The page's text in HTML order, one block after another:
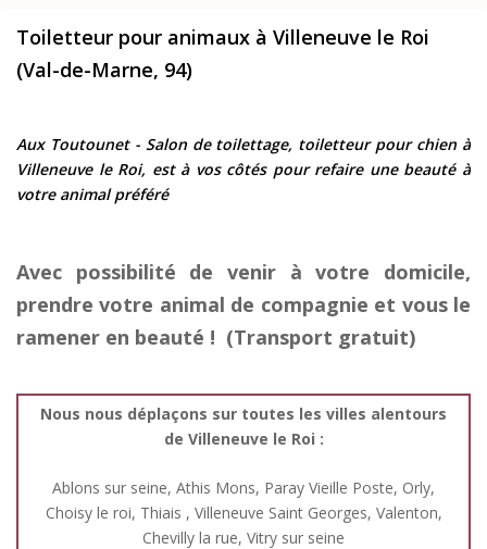
Toiletteur pour animaux à Villeneuve le Roi
(Val-de-Marne, 94)
Aux Toutounet - Salon de toilettage, toiletteur pour chien à
Villeneuve le Roi, est à vos côtés pour refaire une beauté à
votre animal préféré
Avec possibilité de venir à votre domicile,
prendre votre animal de compagnie et vous le
ramener en beauté ! (Transport gratuit)
Nous nous déplaçons sur toutes les villes alentours
de Villeneuve le Roi :
Ablons sur seine, Athis Mons, Paray Vieille Poste, Orly,
Choisy le roi, Thiais , Villeneuve Saint Georges, Valenton,
Chevilly la rue, Vitry sur seine